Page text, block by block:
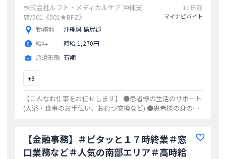
株式会社ルフト・メディカルケア 沖縄支
店/501《501★BFZ》
勤務地
沖縄県 島尻郡
給与
時給 1,270円
派遣形態 有期
11日前
マイナビバイト
+9
【こんなお仕事をお任せします】 ●患者様の生活のサポート
(入浴・食事のお手伝い、おむつ交換など) ●患者様の身の回
【金融事務】＃ピタッと１７時終業＃窓
口業務など＃人気の南部エリア＃高時給